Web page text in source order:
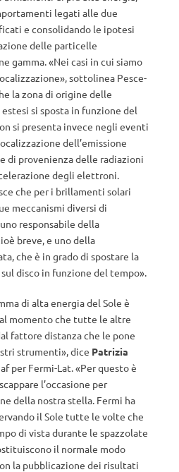
legati alle due
e consolidando le ipotesi
delle particelle
gamma. «Nei casi in cui siamo
sottolinea Pesce-
la zona di origine delle
si sposta in funzione del
si presenta invece negli eventi
dell’emissione
di provenienza delle radiazioni
degli elettroni.
che per i brillamenti solari
meccanismi diversi di
responsabile della
breve, e uno della
che è in grado di spostare la
disco in funzione del tempo».
di alta energia del Sole è
momento che tutte le altre
fattore distanza che le pone
strumenti», dice Patrizia
per Fermi-Lat. «Per questo è
l’occasione per
della nostra stella. Fermi ha
il Sole tutte le volte che
di vista durante le spazzolate
il normale modo
la pubblicazione dei risultati